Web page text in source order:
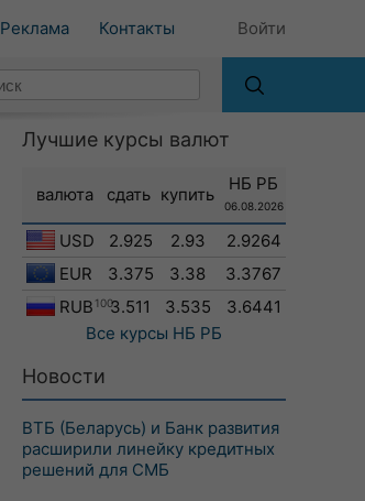
Реклама Контакты Войти
Лучшие курсы валют
валюта сдать купить
НБ РБ
06.08.2026
USD 2.925 2.93
2.9264
EUR
3.375 3.38
3.3767
RUB 1003.511 3.535
3.6441
Все курсы НБ РБ
Новости
ВТБ (Беларусь) и Банк развития
расширили линейку кредитных
решений для СМБ